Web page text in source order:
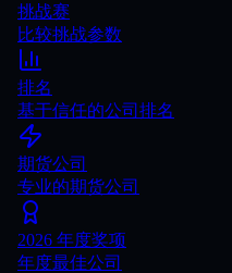
挑战赛
比较挑战参数
排名
基于信任的公司排名
期货公司
专业的期货公司
2026 年度奖项
年度最佳公司